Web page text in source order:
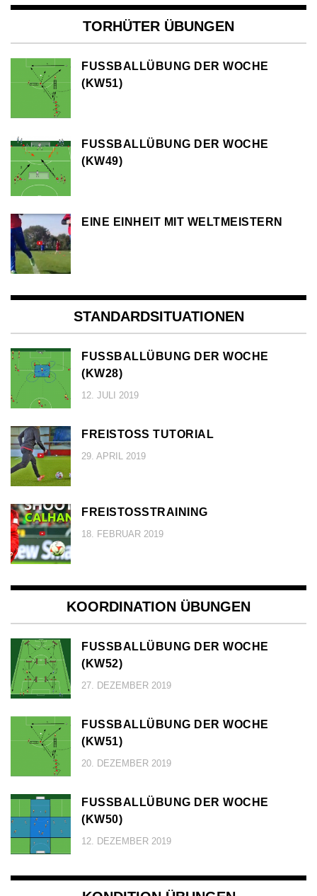
TORHÜTER ÜBUNGEN
FUSSBALLÜBUNG DER WOCHE (
KW51)
FUSSBALLÜBUNG DER WOCHE (
KW49)
EINE EINHEIT MIT WELTMEISTERN
STANDARDSITUATIONEN
FUSSBALLÜBUNG DER WOCHE (
KW28)
12. JULI 2019
FREISTOSS TUTORIAL
29. APRIL 2019
FREISTOSSTRAINING
18. FEBRUAR 2019
KOORDINATION ÜBUNGEN
FUSSBALLÜBUNG DER WOCHE (
KW52)
27. DEZEMBER 2019
FUSSBALLÜBUNG DER WOCHE (
KW51)
20. DEZEMBER 2019
FUSSBALLÜBUNG DER WOCHE (
KW50)
12. DEZEMBER 2019